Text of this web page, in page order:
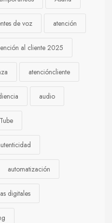
de voz atención
al cliente 2025
atencióncliente
audio
automatización
digitales